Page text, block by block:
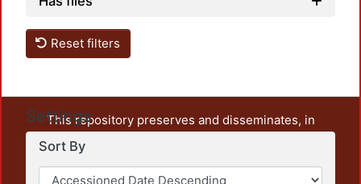
Reset filters
Settings
Sort By
This repository preserves and disseminates, in
unrestricted open access, the teaching and research
output of UAM Azcapotzalco. It also includes some
administrative and graphic documents from the